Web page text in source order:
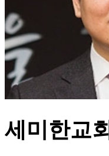
세미한교회